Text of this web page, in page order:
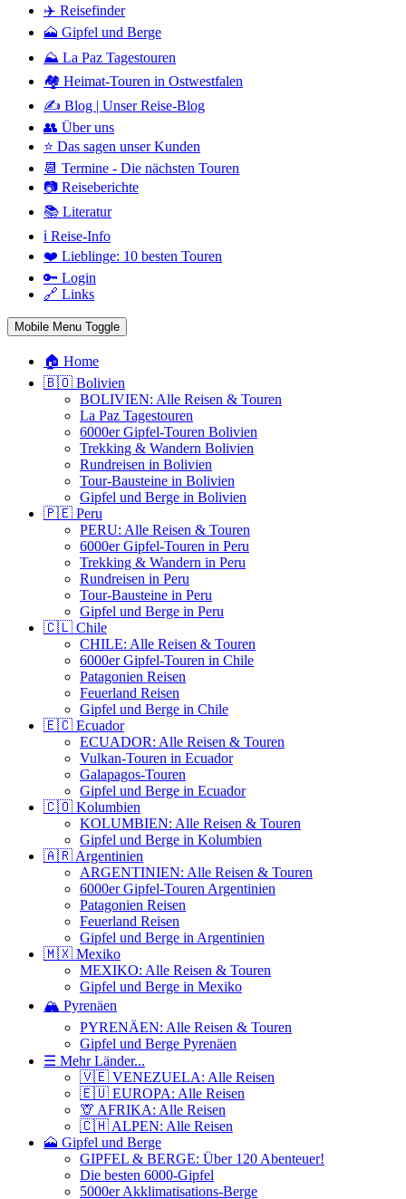
✈️ Reisefinder
🗻 Gipfel und Berge
⛰️ La Paz Tagestouren
🏘️ Heimat-Touren in Ostwestfalen
✍️ Blog | Unser Reise-Blog
👥 Über uns
⭐ Das sagen unser Kunden
📆 Termine - Die nächsten Touren
📷 Reiseberichte
📚 Literatur
ℹ️ Reise-Info
❤️ Lieblinge: 10 besten Touren
🔑 Login
🔗 Links
Mobile Menu Toggle
🏠 Home
🇧🇴 Bolivien
BOLIVIEN: Alle Reisen & Touren
La Paz Tagestouren
6000er Gipfel-Touren Bolivien
Trekking & Wandern Bolivien
Rundreisen in Bolivien
Tour-Bausteine in Bolivien
Gipfel und Berge in Bolivien
🇵🇪 Peru
PERU: Alle Reisen & Touren
6000er Gipfel-Touren in Peru
Trekking & Wandern in Peru
Rundreisen in Peru
Tour-Bausteine in Peru
Gipfel und Berge in Peru
🇨🇱 Chile
CHILE: Alle Reisen & Touren
6000er Gipfel-Touren in Chile
Patagonien Reisen
Feuerland Reisen
Gipfel und Berge in Chile
🇪🇨 Ecuador
ECUADOR: Alle Reisen & Touren
Vulkan-Touren in Ecuador
Galapagos-Touren
Gipfel und Berge in Ecuador
🇨🇴 Kolumbien
KOLUMBIEN: Alle Reisen & Touren
Gipfel und Berge in Kolumbien
🇦🇷 Argentinien
ARGENTINIEN: Alle Reisen & Touren
6000er Gipfel-Touren Argentinien
Patagonien Reisen
Feuerland Reisen
Gipfel und Berge in Argentinien
🇲🇽 Mexiko
MEXIKO: Alle Reisen & Touren
Gipfel und Berge in Mexiko
🏔️ Pyrenäen
PYRENÄEN: Alle Reisen & Touren
Gipfel und Berge Pyrenäen
☰ Mehr Länder...
🇻🇪 VENEZUELA: Alle Reisen
🇪🇺 EUROPA: Alle Reisen
🦒 AFRIKA: Alle Reisen
🇨🇭 ALPEN: Alle Reisen
🗻 Gipfel und Berge
GIPFEL & BERGE: Über 120 Abenteuer!
Die besten 6000-Gipfel
5000er Akklimatisations-Berge